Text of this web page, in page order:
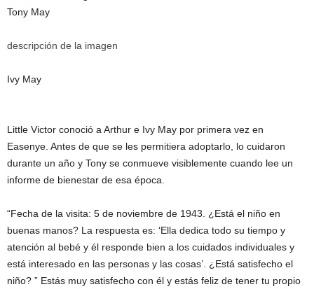
Tony May
descripción de la imagen
Ivy May
Little Victor conoció a Arthur e Ivy May por primera vez en
Easenye. Antes de que se les permitiera adoptarlo, lo cuidaron
durante un año y Tony se conmueve visiblemente cuando lee un
informe de bienestar de esa época.
“Fecha de la visita: 5 de noviembre de 1943. ¿Está el niño en
buenas manos? La respuesta es: ‘Ella dedica todo su tiempo y
atención al bebé y él responde bien a los cuidados individuales y
está interesado en las personas y las cosas’. ¿Está satisfecho el
niño? ” Estás muy satisfecho con él y estás feliz de tener tu propio